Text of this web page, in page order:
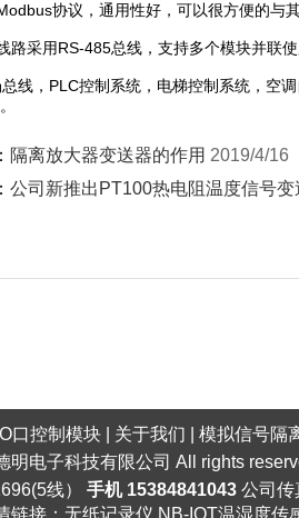
协议，通用性好，可以很方便的与
采用RS-485总线，支持多个模块并联使
线，PLC控制系统，电梯控制系统，空
隔离放大器变送器的作用 2019/4/16
公司新推出PT100热电阻温度信号
IO口控制模块 关于我们 模拟信号隔
明电子科技有限公司 All rights
线） 手机 15384841043 公司传
链接： 无纸记录仪 NB-IOT温湿度传